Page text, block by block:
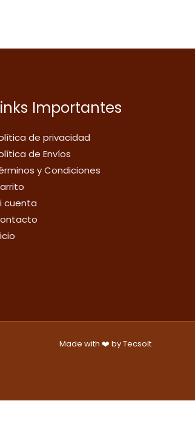
Importantes
de privacidad
de Envíos
y Condiciones
cuenta
Made with ❤️ byTecsolt